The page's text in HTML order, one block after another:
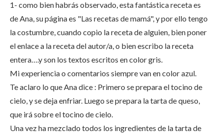
1- como bien habrás observado, esta fantástica receta es
de Ana, su página es "Las recetas de mamá", y por ello tengo
la costumbre, cuando copio la receta de alguien, bien poner
el enlace a la receta del autor/a, o bien escribo la receta
entera….y son los textos escritos en color gris.
Mi experiencia o comentarios siempre van en color azul.
Te aclaro lo que Ana dice : Primero se prepara el tocino de
cielo, y se deja enfriar. Luego se prepara la tarta de queso,
que irá sobre el tocino de cielo.
Una vez ha mezclado todos los ingredientes de la tarta de